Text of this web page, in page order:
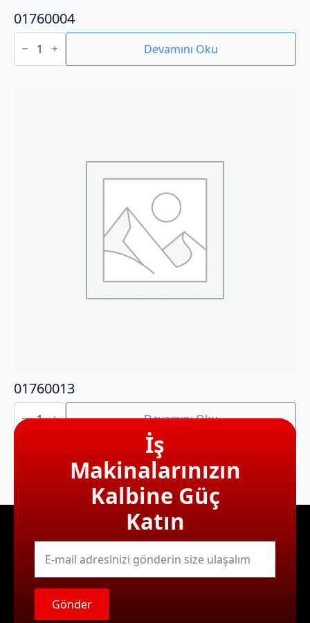
01760004
01760004
adet Devamını Oku
01760013
01760013
adet Devamını Oku
İş
Makinalarınızın
Kalbine Güç
Katın
E-
mail
Gönder